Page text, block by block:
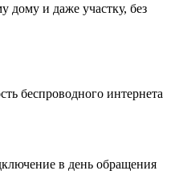
дому и даже участку, без
беспроводного интернета
в день обращения